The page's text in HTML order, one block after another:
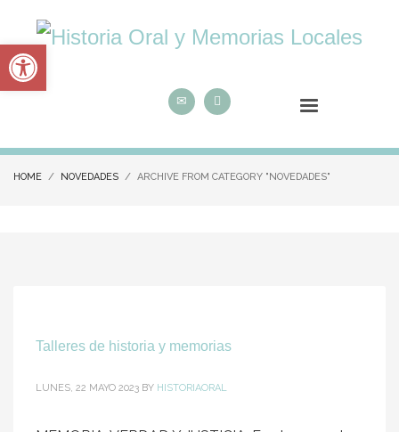
HOME NOVEDADES ARCHIVE FROM CATEGORY "NOVEDADES"
Talleres de historia y memorias
LUNES, 22 MAYO 2023 BY HISTORIAORAL
Abrir barra de herramientas